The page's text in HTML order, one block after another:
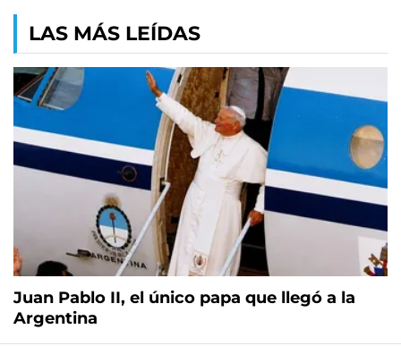
LAS MÁS LEÍDAS
Juan Pablo II, el único papa que llegó a la
Argentina